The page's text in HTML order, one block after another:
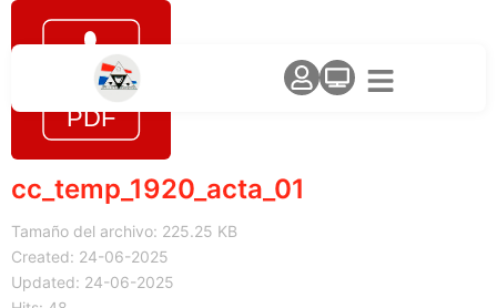
cc_temp_1920_acta_01
Tamaño del archivo: 225.25 KB
Created: 24-06-2025
Updated: 24-06-2025